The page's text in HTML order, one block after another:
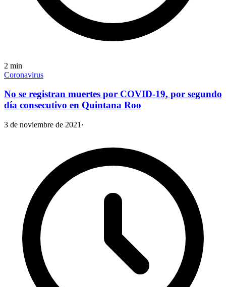
2 min
Coronavirus
No se registran muertes por COVID-19, por segundo
día consecutivo en Quintana Roo
3 de noviembre de 2021 ·